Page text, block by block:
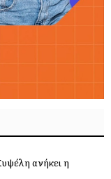
ανήκει η